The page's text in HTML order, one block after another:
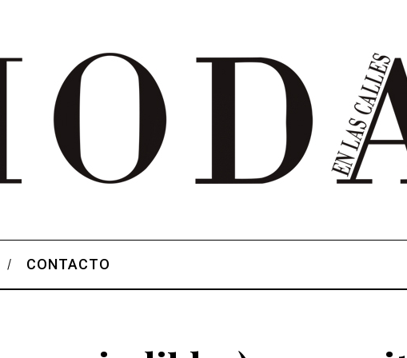
CONTACTO